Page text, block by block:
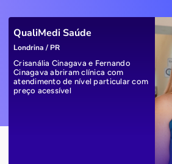
QualiMedi Saúde
Londrina / PR
Crisanália Cinagava e Fernando
Cinagava abriram clínica com
atendimento de nível particular com
preço acessível